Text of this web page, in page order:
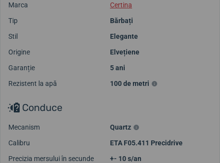
Marca
Certina
Tip
Bărbați
Stil
Elegante
Origine
Elvețiene
Garanție
5 ani
Rezistent la apă
100 de metri
Conduce
Mecanism
Quartz
Calibru
ETA F05.411 Precidrive
Precizia mersului în secunde
+- 10 s/an